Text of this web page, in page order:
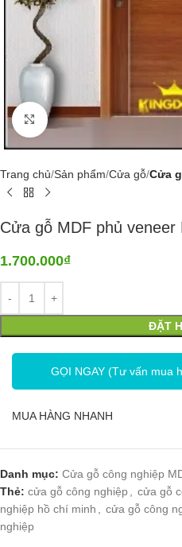
Click to enlarge
Trang chủ Sản phẩm Cửa gỗ Cửa
Cửa gỗ MDF phủ veneer
1.700.000₫
ĐẶT
GỌI NGAY (Tư vấn mua
MUA HÀNG NHANH
Danh mục: Cửa gỗ công nghiệp
Thẻ: cửa gỗ công nghiệp cửa gỗ
nghiệp hồ chí minh
cửa gỗ công
nghiệp